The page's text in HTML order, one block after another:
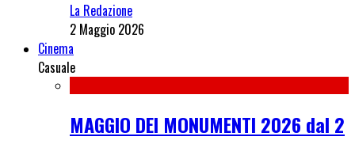
La Redazione
2 Maggio 2026
Cinema
Casuale
MAGGIO DEI MONUMENTI 2026 dal 2